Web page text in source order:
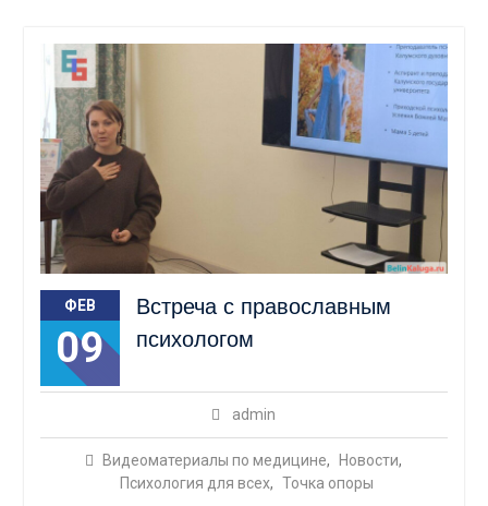
ФЕВ
09
Встреча с православным
психологом
admin
Видеоматериалы по медицине, Новости,
Психология для всех, Точка опоры